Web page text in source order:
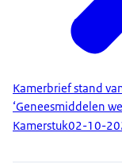
Kamerbrief stand
‘Geneesmiddelen
Kamerstuk02-10-